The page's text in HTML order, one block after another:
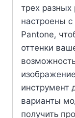
трех разных
настроены
Pantone,
оттенки
инструмент
варианты
получить